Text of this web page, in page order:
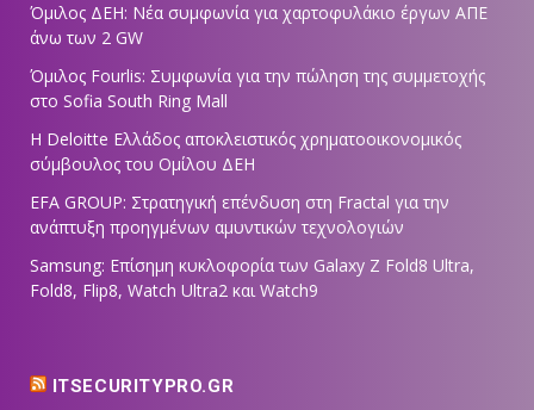
Όμιλος ΔΕΗ: Νέα συμφωνία για χαρτοφυλάκιο έργων ΑΠΕ
άνω των 2 GW
Όμιλος Fourlis: Συμφωνία για την πώληση της συμμετοχής
στο Sofia South Ring Mall
Η Deloitte Ελλάδος αποκλειστικός χρηματοοικονομικός
σύμβουλος του Ομίλου ΔΕΗ
EFA GROUP: Στρατηγική επένδυση στη Fractal για την
ανάπτυξη προηγμένων αμυντικών τεχνολογιών
Samsung: Επίσημη κυκλοφορία των Galaxy Z Fold8 Ultra,
Fold8, Flip8, Watch Ultra2 και Watch9
ITSECURITYPRO.GR